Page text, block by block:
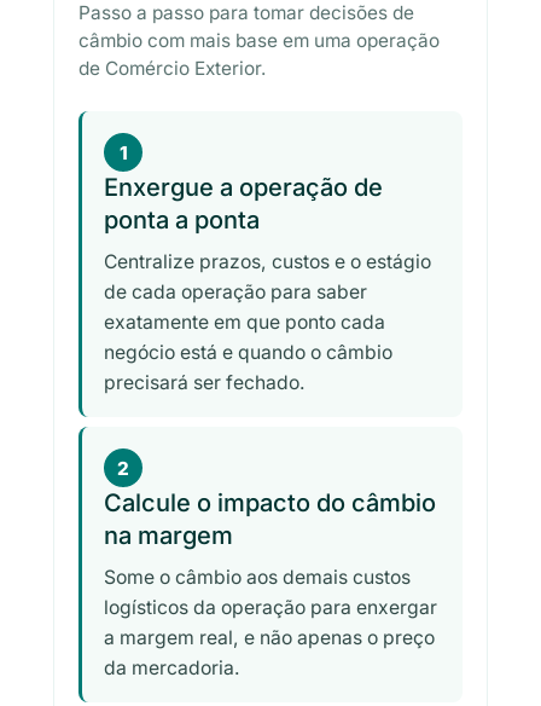
Passo a passo para tomar decisões de
câmbio com mais base em uma operação
de Comércio Exterior.
1
Enxergue a operação de
ponta a ponta
Centralize prazos, custos e o estágio
de cada operação para saber
exatamente em que ponto cada
negócio está e quando o câmbio
precisará ser fechado.
2
Calcule o impacto do câmbio
na margem
Some o câmbio aos demais custos
logísticos da operação para enxergar
a margem real, e não apenas o preço
da mercadoria.